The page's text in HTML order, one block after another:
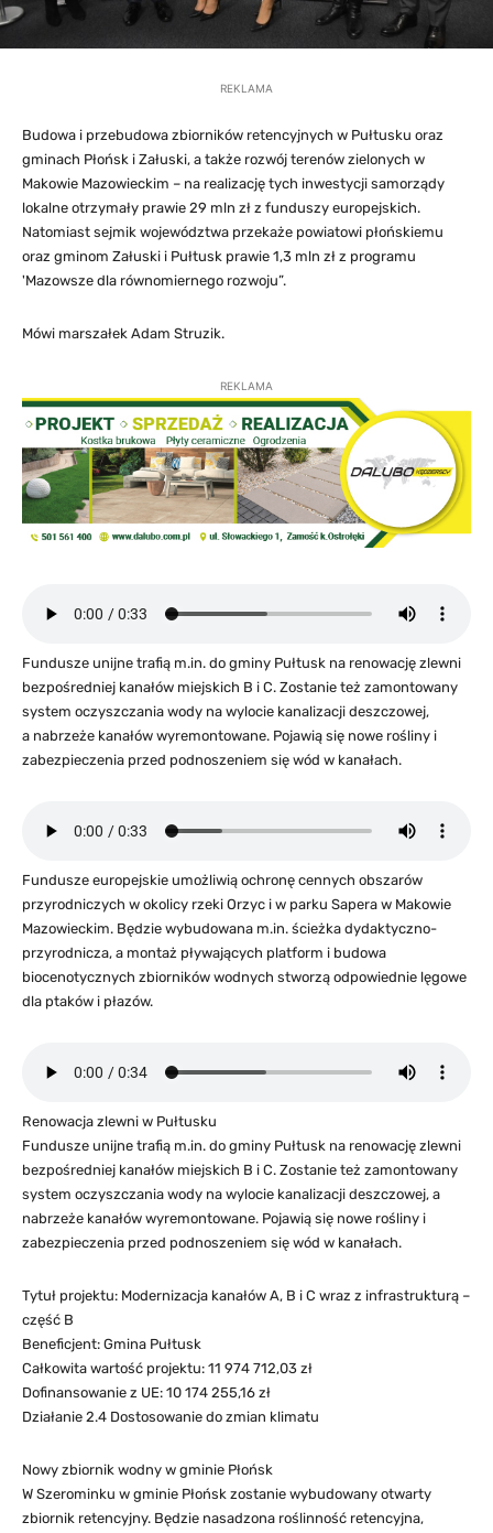
REKLAMA
Budowa i przebudowa zbiorników retencyjnych w Pułtusku oraz
gminach Płońsk i Załuski, a także rozwój terenów zielonych w
Makowie Mazowieckim – na realizację tych inwestycji samorządy
lokalne otrzymały prawie 29 mln zł z funduszy europejskich.
Natomiast sejmik województwa przekaże powiatowi płońskiemu
oraz gminom Załuski i Pułtusk prawie 1,3 mln zł z programu
'Mazowsze dla równomiernego rozwoju”.
Mówi marszałek Adam Struzik.
REKLAMA
Fundusze unijne trafią m.in. do gminy Pułtusk na renowację zlewni
bezpośredniej kanałów miejskich B i C. Zostanie też zamontowany
system oczyszczania wody na wylocie kanalizacji deszczowej,
a nabrzeże kanałów wyremontowane. Pojawią się nowe rośliny i
zabezpieczenia przed podnoszeniem się wód w kanałach.
Fundusze europejskie umożliwią ochronę cennych obszarów
przyrodniczych w okolicy rzeki Orzyc i w parku Sapera w Makowie
Mazowieckim. Będzie wybudowana m.in. ścieżka dydaktyczno-
przyrodnicza, a montaż pływających platform i budowa
biocenotycznych zbiorników wodnych stworzą odpowiednie lęgowe
dla ptaków i płazów.
Renowacja zlewni w Pułtusku
Fundusze unijne trafią m.in. do gminy Pułtusk na renowację zlewni
bezpośredniej kanałów miejskich B i C. Zostanie też zamontowany
system oczyszczania wody na wylocie kanalizacji deszczowej, a
nabrzeże kanałów wyremontowane. Pojawią się nowe rośliny i
zabezpieczenia przed podnoszeniem się wód w kanałach.
Tytuł projektu: Modernizacja kanałów A, B i C wraz z infrastrukturą –
część B
Beneficjent: Gmina Pułtusk
Całkowita wartość projektu: 11 974 712,03 zł
Dofinansowanie z UE: 10 174 255,16 zł
Działanie 2.4 Dostosowanie do zmian klimatu
Nowy zbiornik wodny w gminie Płońsk
W Szerominku w gminie Płońsk zostanie wybudowany otwarty
zbiornik retencyjny. Będzie nasadzona roślinność retencyjna,